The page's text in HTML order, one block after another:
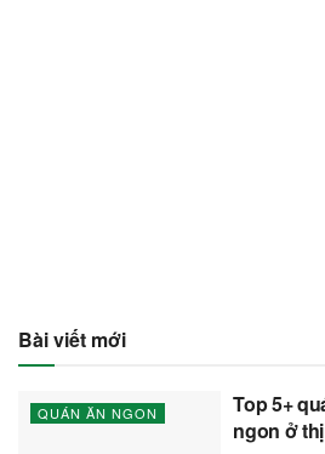
Bài viết mới
QUÁN ĂN NGON
Top 5+
ngon ở